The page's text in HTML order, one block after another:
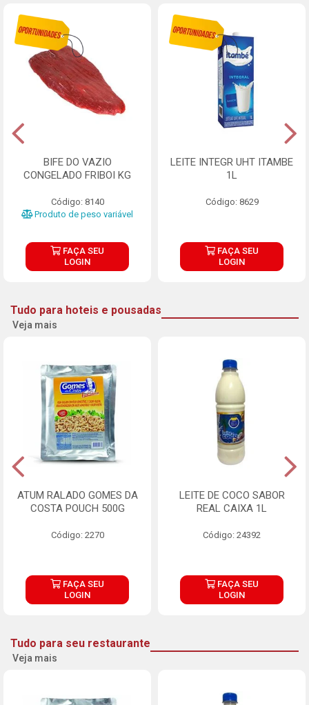
BIFE DO VAZIO
CONGELADO FRIBOI KG
Código: 8140
Produto de peso variável
FAÇA SEU
LOGIN
LEITE INTEGR UHT ITAMBE
1L
Código: 8629
FAÇA SEU
LOGIN
Tudo para hoteis e pousadas
Veja mais
ATUM RALADO GOMES DA
COSTA POUCH 500G
Código: 2270
FAÇA SEU
LOGIN
LEITE DE COCO SABOR
REAL CAIXA 1L
Código: 24392
FAÇA SEU
LOGIN
Tudo para seu restaurante
Veja mais